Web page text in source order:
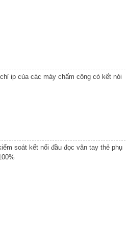
ip của các máy chấm công có kết nói
soát kết nối đầu đọc vân tay thẻ phụ